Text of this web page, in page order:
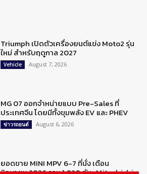
Triumph เปิดตัวเครื่องยนต์แข่ง Moto2 รุ่น
ใหม่ สำหรับฤดูกาล 2027
Vehicle August 7, 2026
MG 07 ออกจำหน่ายแบบ Pre-Sales ที่
ประเทศจีน โดยมีทั้งขุมพลัง EV และ PHEV
ข่าวรถยนต์ August 6, 2026
ยอดขาย MINI MPV 6-7 ที่นั่ง เดือน